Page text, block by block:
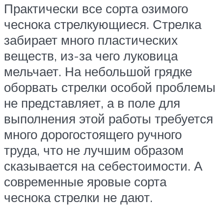
Практически все сорта озимого
чеснока стрелкующиеся. Стрелка
забирает много пластических
веществ, из-за чего луковица
мельчает. На небольшой грядке
оборвать стрелки особой проблемы
не представляет, а в поле для
выполнения этой работы требуется
много дорогостоящего ручного
труда, что не лучшим образом
сказывается на себестоимости. А
современные яровые сорта
чеснока стрелки не дают.